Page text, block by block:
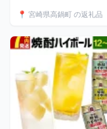
ミアナッツ おつまみ お
フードラボ 海と太陽
県 特産品 高鍋町【常
📍 宮崎県高鍋町 の返礼品